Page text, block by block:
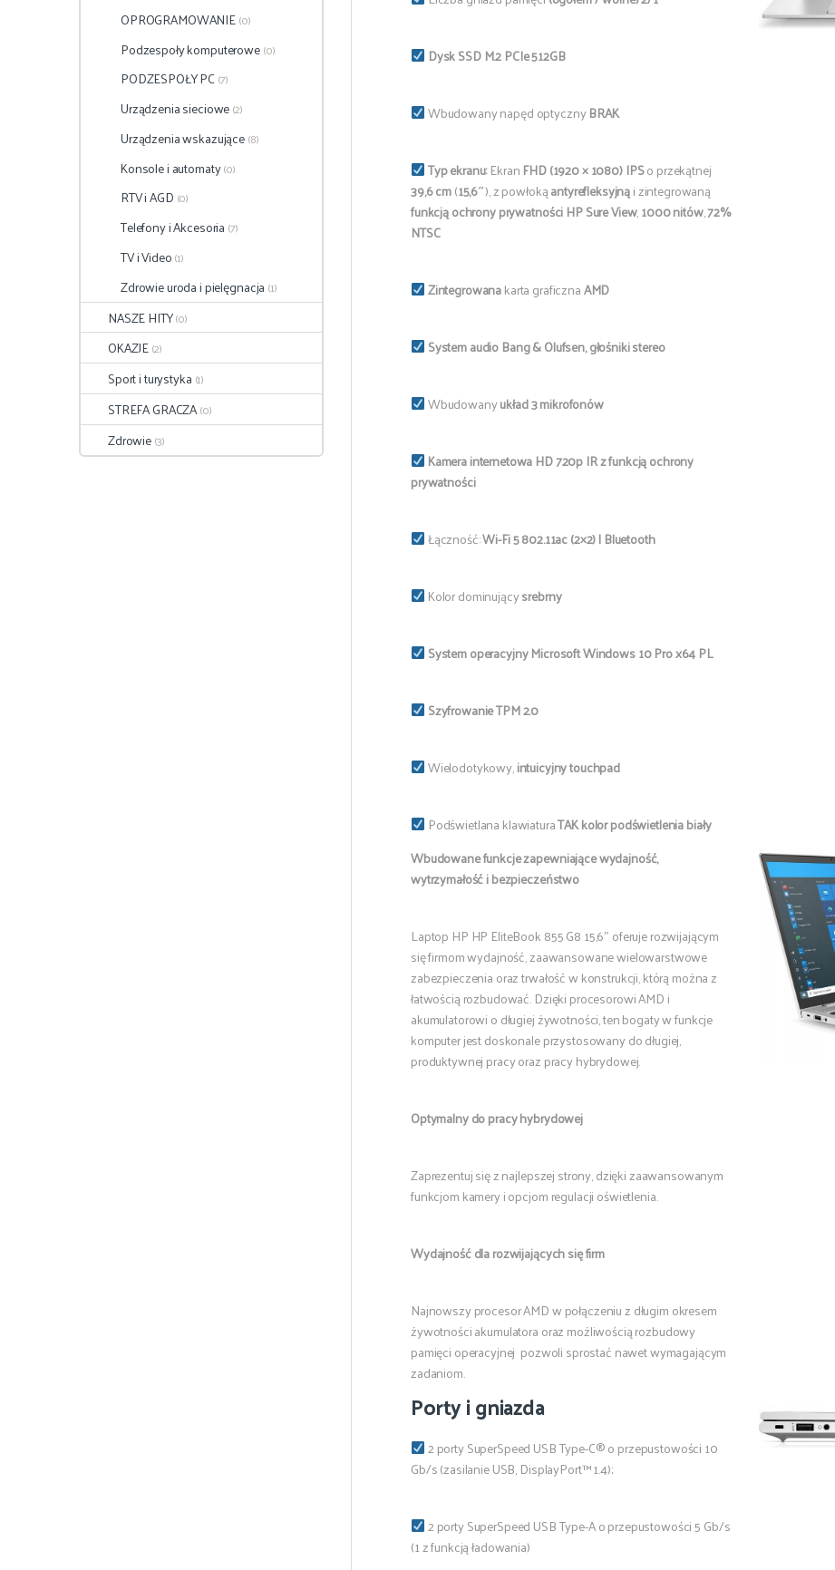
Dysk SSD M.2 PCIe 512GB
Wbudowany napęd optycznyBRAK
Typ ekranu:Ekran FHD (1920 × 1080) IPSo przekątnej
39,6 cm(15,6″), z powłokąantyrefleksyjnąi zintegrowaną
funkcją ochrony prywatności HP Sure View,1000 nitów,72%
NTSC
Zintegrowanakarta graficznaAMD
System audio Bang & Olufsen, głośniki stereo
Wbudowanyukład 3 mikrofonów
Kamera internetowa HD 720p IR z funkcją ochrony
prywatności
Łączność:Wi-Fi 5 802.11ac (2×2)| Bluetooth
Kolor dominującysrebrny
System operacyjny Microsoft Windows 10 Pro x64 PL
Szyfrowanie TPM 2.0
Wielodotykowy,intuicyjny touchpad
Podświetlana klawiaturaTAK kolor podświetlenia biały
Wbudowane funkcje zapewniające wydajność,
wytrzymałość i bezpieczeństwo
Laptop HP HP EliteBook 855 G8 15,6″ oferuje rozwijającym
się firmom wydajność, zaawansowane wielowarstwowe
zabezpieczenia oraz trwałość w konstrukcji, którą można z
łatwością rozbudować. Dzięki procesorowi AMD i
akumulatorowi o długiej żywotności, ten bogaty w funkcje
komputer jest doskonale przystosowany do długiej,
produktywnej pracy oraz pracy hybrydowej.
Optymalny do pracy hybrydowej
Zaprezentuj się z najlepszej strony, dzięki zaawansowanym
funkcjom kamery i opcjom regulacji oświetlenia.
Wydajność dla rozwijających się firm
Najnowszy procesor AMD w połączeniu z długim okresem
żywotności akumulatora oraz możliwością rozbudowy
pamięci operacyjnej pozwoli sprostać nawet wymagającym
zadaniom.
Porty i gniazda
2 porty SuperSpeed USB Type-C® o przepustowości 10
Gb/s (zasilanie USB, DisplayPort™ 1.4);
2 porty SuperSpeed USB Type-A o przepustowości 5 Gb/s
(1 z funkcją ładowania)
OPROGRAMOWANIE(0)
Podzespoły komputerowe(0)
PODZESPOŁY PC(7)
Urządzenia sieciowe(2)
Urządzenia wskazujące(8)
Konsole i automaty(0)
RTV i AGD (0)
Telefony i Akcesoria (7)
TV i Video(1)
Zdrowie uroda i pielęgnacja (1)
NASZE HITY(0)
OKAZJE(2)
Sport i turystyka (1)
STREFA GRACZA(0)
Zdrowie(3)